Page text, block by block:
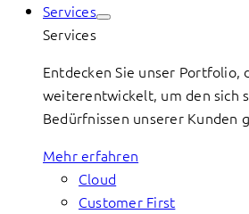
Services
Services
Entdecken Sie unser Portfolio,
weiterentwickelt, um den sich
Bedürfnissen unserer Kunden
Mehr erfahren
Cloud
Customer First